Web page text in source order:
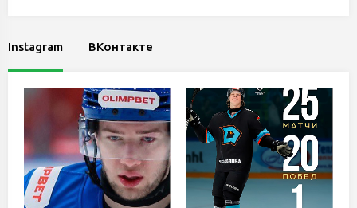
Instagram ВКонтакте